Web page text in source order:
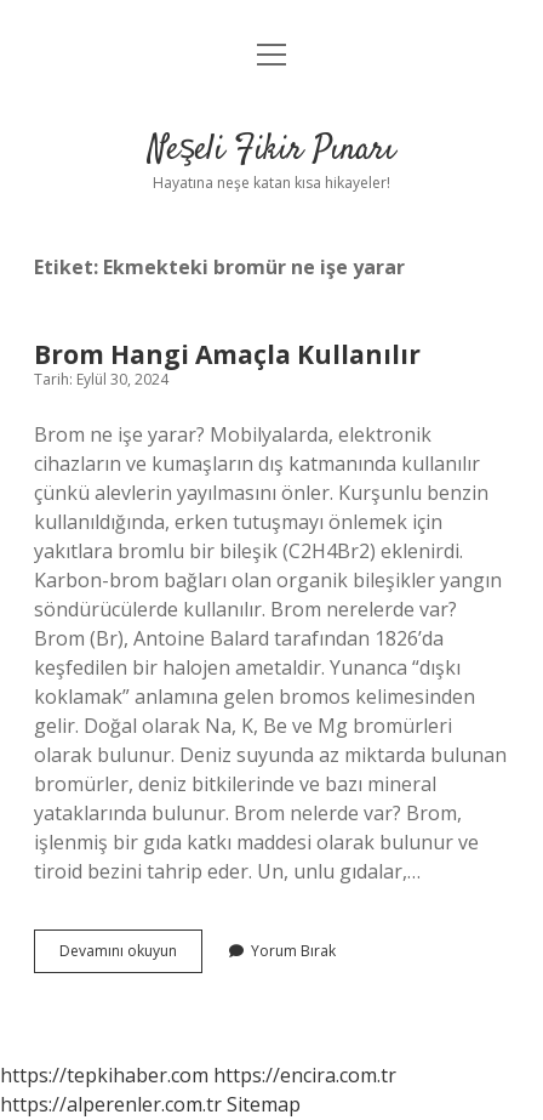
Anasayfa
Yasal Uyarı
menüyü
Neşeli Fikir Pınarı
Hayatına neşe katan kısa hikayeler!
Etiket: Ekmekteki bromür ne işe yarar
Brom Hangi Amaçla Kullanılır
Tarih: Eylül 30, 2024
Brom ne işe yarar? Mobilyalarda, elektronik
cihazların ve kumaşların dış katmanında kullanılır
çünkü alevlerin yayılmasını önler. Kurşunlu benzin
kullanıldığında, erken tutuşmayı önlemek için
yakıtlara bromlu bir bileşik (C2H4Br2) eklenirdi.
Karbon-brom bağları olan organik bileşikler yangın
söndürücülerde kullanılır. Brom nerelerde var?
Brom (Br), Antoine Balard tarafından 1826’da
keşfedilen bir halojen ametaldir. Yunanca “dışkı
koklamak” anlamına gelen bromos kelimesinden
gelir. Doğal olarak Na, K, Be ve Mg bromürleri
olarak bulunur. Deniz suyunda az miktarda bulunan
bromürler, deniz bitkilerinde ve bazı mineral
yataklarında bulunur. Brom nelerde var? Brom,
işlenmiş bir gıda katkı maddesi olarak bulunur ve
tiroid bezini tahrip eder. Un, unlu gıdalar,…
Devamını okuyun
Hangi
Yorum Bırak
https://tepkihaber.com https://encira.com.tr
https://alperenler.com.trSitemap